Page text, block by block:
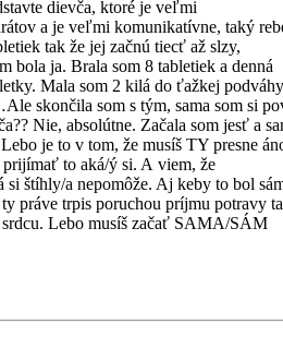
dievča, ktoré je veľmi
a je veľmi komunikatívne, taký
tak že jej začnú tiecť až slzy,
bola ja. Brala som 8 tabletiek a denná
Mala som 2 kilá do ťažkej
skončila som s tým, sama som si
Nie, absolútne. Začala som jesť a
je to v tom, že musíš TY presne
to aká/ý si. A viem, že
štíhly/a nepomôže. Aj keby to bol
práve trpis poruchou príjmu potravy
srdcu. Lebo musíš začať SAMA/SÁM